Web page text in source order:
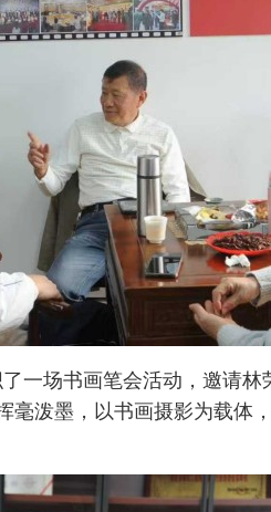
一场书画笔会活动，邀请
泼墨，以书画摄影为载体